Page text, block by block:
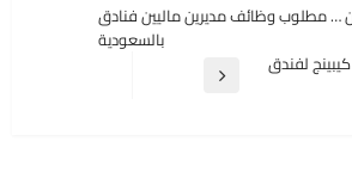
… مطلوب وظائف مديرين ماليين فنادق
بالسعودية
لفندق